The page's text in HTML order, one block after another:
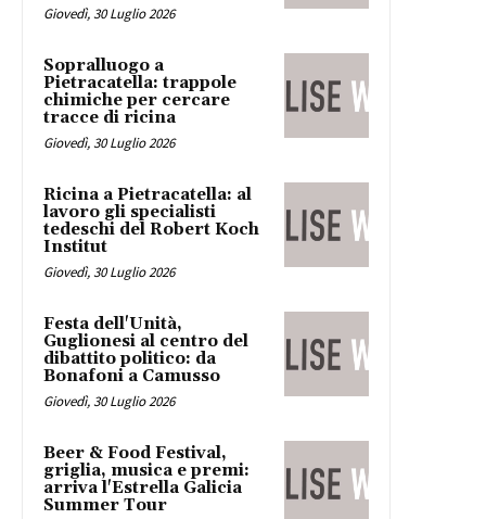
Giovedì, 30 Luglio 2026
Sopralluogo a
Pietracatella: trappole
chimiche per cercare
tracce di ricina
Giovedì, 30 Luglio 2026
Ricina a Pietracatella: al
lavoro gli specialisti
tedeschi del Robert Koch
Institut
Giovedì, 30 Luglio 2026
Festa dell'Unità,
Guglionesi al centro del
dibattito politico: da
Bonafoni a Camusso
Giovedì, 30 Luglio 2026
Beer & Food Festival,
griglia, musica e premi:
arriva l'Estrella Galicia
Summer Tour